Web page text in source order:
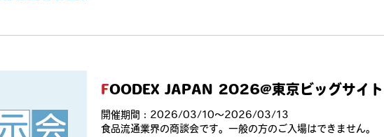
FOODEX JAPAN 2026@東京ビッグサイト
開催期間：2026/03/10〜2026/03/13
食品流通業界の商談会です。一般の方のご入場はできません。